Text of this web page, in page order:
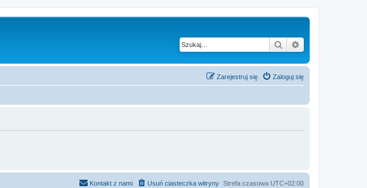
Szukaj
Zaloguj się
Zarejestruj się
Strefa czasowa UTC+02:00
Usuń ciasteczka witryny
Kontakt z nami